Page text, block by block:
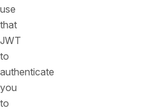
use
that
JWT
to
authenticate
you
to